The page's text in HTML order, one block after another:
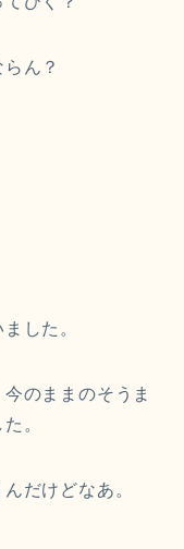
ん？
した。
のままのそうま
。
だけどなあ。